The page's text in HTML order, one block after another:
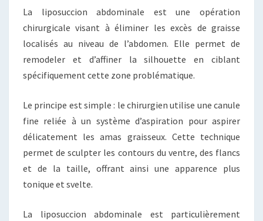
La liposuccion abdominale est une opération
chirurgicale visant à éliminer les excès de graisse
localisés au niveau de l’abdomen. Elle permet de
remodeler et d’affiner la silhouette en ciblant
spécifiquement cette zone problématique.
Le principe est simple : le chirurgien utilise une canule
fine reliée à un système d’aspiration pour aspirer
délicatement les amas graisseux. Cette technique
permet de sculpter les contours du ventre, des flancs
et de la taille, offrant ainsi une apparence plus
tonique et svelte.
La liposuccion abdominale est particulièrement